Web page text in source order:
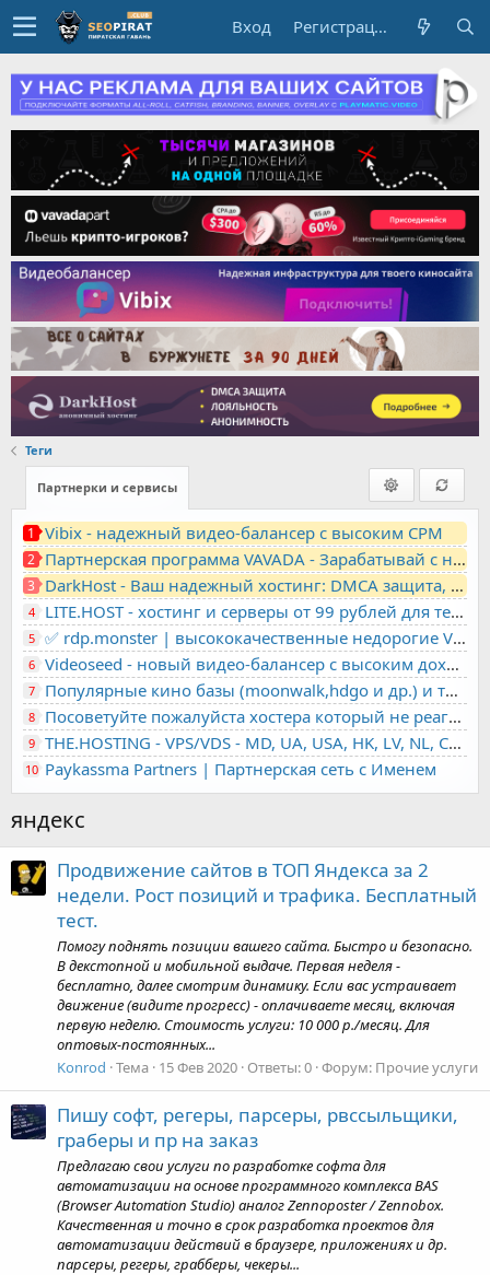
Вход Регистрация
Теги
Партнерки и сервисы
1 Vibix - надежный видео-балансер с высоким CPM
2 Партнерская программа VAVADA - Зарабатывай с нами!
3 DarkHost - Ваш надежный хостинг: DMCA защита, лояльность, анонимность
4 LITE.HOST - хостинг и серверы от 99 рублей для тех, кто любит не переплачивать. Доступ по SSH, поддержка PHP, GIT, COMPOSER, сертификаты Let's Encrypt
5 ✅ rdp.monster | высококачественные недорогие VPS, RDP - выделенные серверы
6 Videoseed - новый видео-балансер с высоким доходом
7 Популярные кино базы (moonwalk,hdgo и др.) и торренты в одном плеере для вашего сайта
8 Посоветуйте пожалуйста хостера который не реагирует на ркн
9 THE.HOSTING - VPS/VDS - MD, UA, USA, HK, LV, NL, CA, DE, SK, CZE, GB, IL, TR, PL, BG, RO, IT, FL, HU, PT.
10 Paykassma Partners | Партнерская сеть с Именем
яндекс
Продвижение сайтов в ТОП Яндекса за 2
недели. Рост позиций и трафика. Бесплатный
тест.
Помогу поднять позиции вашего сайта. Быстро и безопасно.
В декстопной и мобильной выдаче. Первая неделя -
бесплатно, далее смотрим динамику. Если вас устраивает
движение (видите прогресс) - оплачиваете месяц, включая
первую неделю. Стоимость услуги: 10 000 р./месяц. Для
оптовых-постоянных...
Konrod Тема 15 Фев 2020 Ответы: 0 Форум: Прочие услуги
Пишу софт, регеры, парсеры, рвссыльщики,
граберы и пр на заказ
Предлагаю свои услуги по разработке софта для
автоматизации на основе программного комплекса BAS
(Browser Automation Studio) аналог Zennoposter / Zennobox.
Качественная и точно в срок разработка проектов для
автоматизации действий в браузере, приложениях и др.
парсеры, регеры, грабберы, чекеры...